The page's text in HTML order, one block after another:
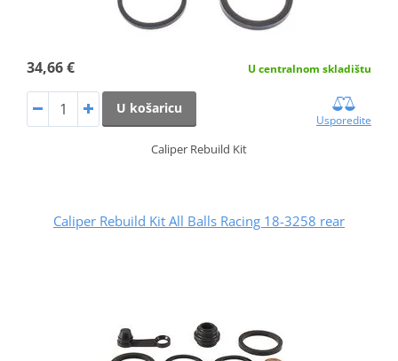
34,66 € U centralnom skladištu
U košaricu
Usporedite
Caliper Rebuild Kit
Caliper Rebuild Kit All Balls Racing 18-3258 rear